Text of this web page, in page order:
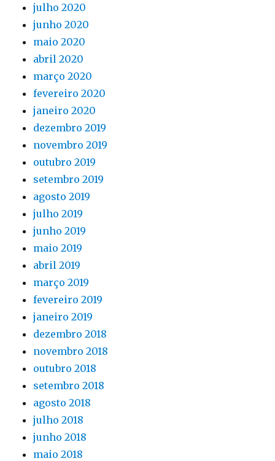
julho 2020
junho 2020
maio 2020
abril 2020
março 2020
fevereiro 2020
janeiro 2020
dezembro 2019
novembro 2019
outubro 2019
setembro 2019
agosto 2019
julho 2019
junho 2019
maio 2019
abril 2019
março 2019
fevereiro 2019
janeiro 2019
dezembro 2018
novembro 2018
outubro 2018
setembro 2018
agosto 2018
julho 2018
junho 2018
maio 2018